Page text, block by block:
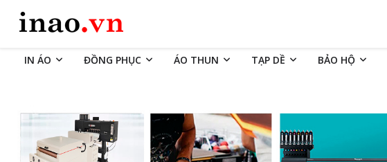
IN ÁO ĐỒNG PHỤC ÁO THUN TẠP DỀ BẢO HỘ